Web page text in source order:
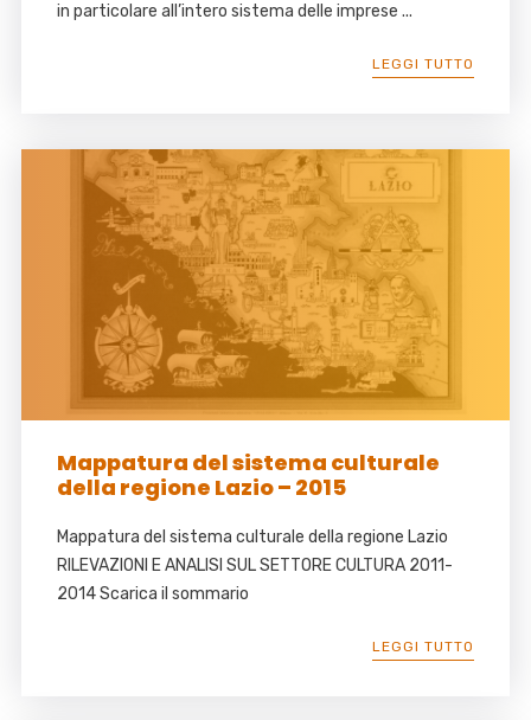
in particolare all’intero sistema delle imprese ...
LEGGI TUTTO
Mappatura del sistema culturale
della regione Lazio – 2015
Mappatura del sistema culturale della regione Lazio
RILEVAZIONI E ANALISI SUL SETTORE CULTURA 2011-
2014 Scarica il sommario
LEGGI TUTTO